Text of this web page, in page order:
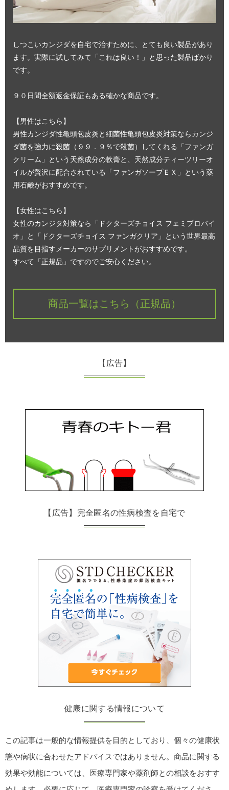
しつこいカンジダを自宅で治すために、とても良い製品があり
ます。実際に試してみて「これは良い！」と思った製品ばかり
です。
９０日間全額返金保証もある確かな商品です。
【男性はこちら】
男性カンジダ性亀頭包皮炎と細菌性亀頭包皮炎対策ならカンジ
ダ菌を強力に殺菌（９９．９％で殺菌）してくれる「ファンガ
クリーム」という天然成分の軟膏と、天然成分ティーツリーオ
イルが贅沢に配合されている「ファンガソープＥＸ」という薬
用石鹸がおすすめです。
【女性はこちら】
女性のカンジタ対策なら「ドクターズチョイス フェミプロバイ
オ」と「ドクターズチョイス ファンガクリア」という世界最高
品質を目指すメーカーのサプリメントがおすすめです。
すべて「正規品」ですのでご安心ください。
商品一覧はこちら（正規品）
【広告】
【広告】完全匿名の性病検査を自宅で
健康に関する情報について
この記事は一般的な情報提供を目的としており、個々の健康状
態や病状に合わせたアドバイスではありません。商品に関する
効果や効能については、医療専門家や薬剤師との相談をおすす